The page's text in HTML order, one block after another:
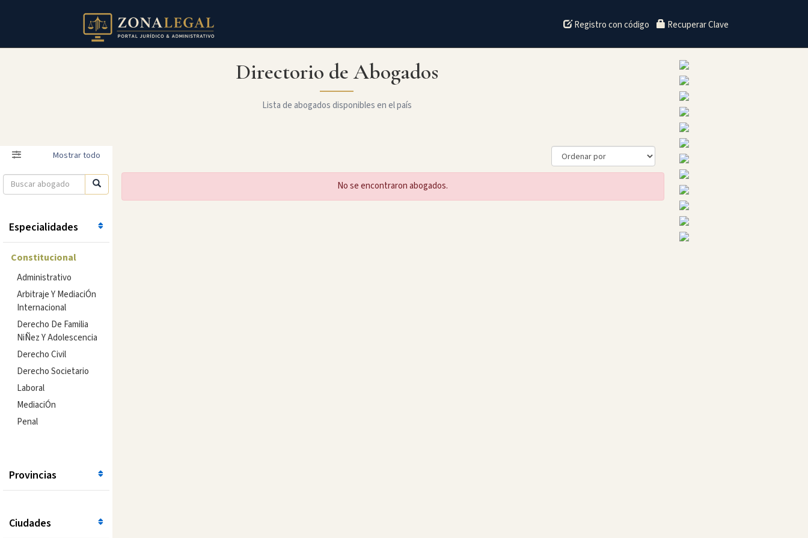
Registro con código Recuperar Clave
Directorio de Abogados
Lista de abogados disponibles en el país
Filtro Mostrar todo
Especialidades
Constitucional
Administrativo
Arbitraje Y MediaciÓn
Internacional
Derecho De Familia
NiÑez Y Adolescencia
Derecho Civil
Derecho Societario
Laboral
MediaciÓn
Penal
Provincias
Ciudades
No se encontraron abogados.